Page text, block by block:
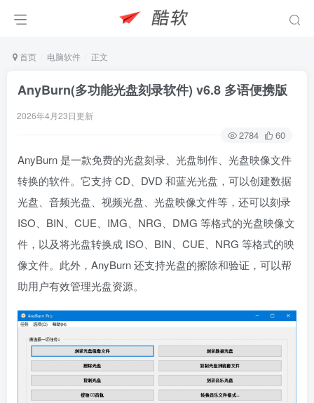
首页 电脑软件 正文
AnyBurn(多功能光盘刻录软件) v6.8 多语便携版
2026年4月23日更新
2784 60
AnyBurn 是一款免费的光盘刻录、光盘制作、光盘映像文件
转换的软件。它支持 CD、DVD 和蓝光光盘，可以创建数据
光盘、音频光盘、视频光盘、光盘映像文件等，还可以刻录
ISO、BIN、CUE、IMG、NRG、DMG 等格式的光盘映像文
件，以及将光盘转换成 ISO、BIN、CUE、NRG 等格式的映
像文件。此外，AnyBurn 还支持光盘的擦除和验证，可以帮
助用户有效管理光盘资源。